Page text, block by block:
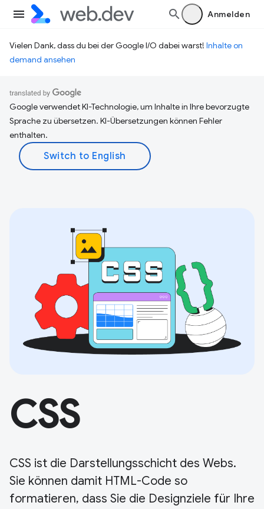
Anmelden
Vielen Dank, dass du bei der Google I/O dabei warst! Inhalte on
demand ansehen
Google verwendet KI-Technologie, um Inhalte in Ihre bevorzugte
Sprache zu übersetzen. KI-Übersetzungen können Fehler
enthalten.
CSS
CSS ist die Darstellungsschicht des Webs.
Sie können damit HTML-Code so
formatieren, dass Sie die Designziele für Ihre